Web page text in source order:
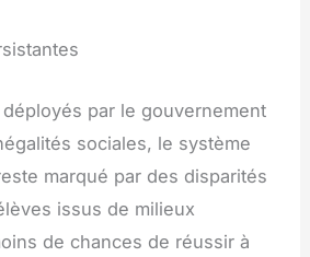
par le gouvernement
sociales, le système
marqué par des disparités
issus de milieux
de chances de réussir à